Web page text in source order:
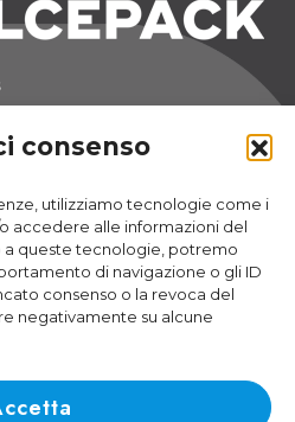
consenso
utilizziamo tecnologie come i
accedere alle informazioni del
a queste tecnologie, potremo
di navigazione o gli ID
consenso o la revoca del
negativamente su alcune
Switzerland